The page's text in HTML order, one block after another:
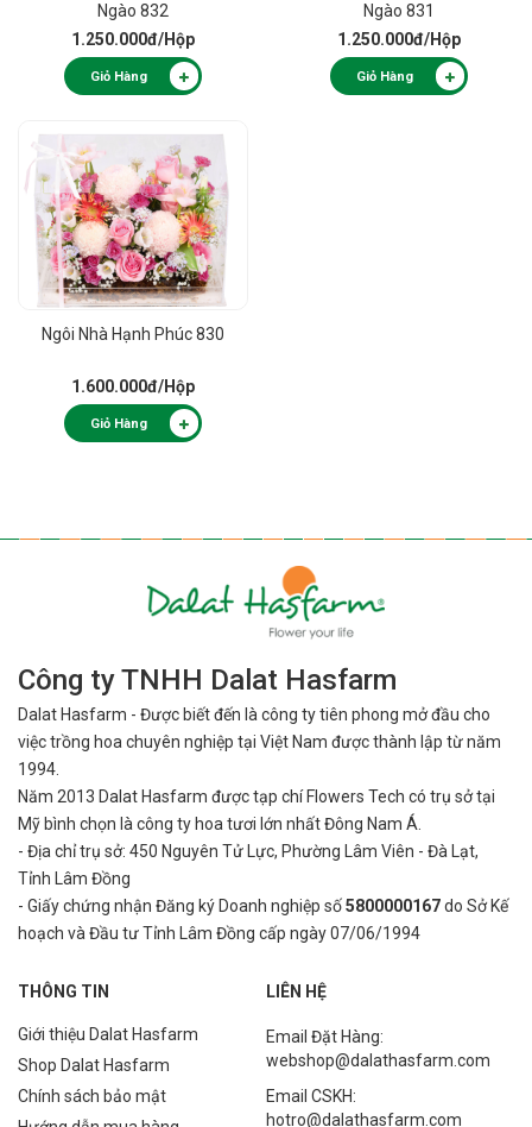
Ngào 832
1.250.000đ/Hộp
Giỏ Hàng
Ngào 831
1.250.000đ/Hộp
Giỏ Hàng
Ngôi Nhà Hạnh Phúc 830
1.600.000đ/Hộp
Giỏ Hàng
Công ty TNHH Dalat Hasfarm
Dalat Hasfarm - Được biết đến là công ty tiên phong mở đầu cho
việctrồng hoa chuyên nghiệp tại Việt Nam được thành lập từ năm
1994.
Năm 2013 Dalat Hasfarm được tạp chí Flowers Tech có trụ sở tại
Mỹ bình chọn là công ty hoa tươi lớn nhất Đông Nam Á.
- Địa chỉ trụ sở: 450 Nguyên Tử Lực, Phường Lâm Viên - Đà Lạt,
Tỉnh Lâm Đồng
- Giấy chứng nhận Đăng ký Doanh nghiệp số5800000167do Sở Kế
hoạch và Đầu tư Tỉnh Lâm Đồng cấp ngày 07/06/1994
THÔNG TIN
Giới thiệu Dalat Hasfarm
Shop Dalat Hasfarm
Chính sách bảo mật
LIÊN HỆ
Email Đặt Hàng:
webshop@dalathasfarm.com
Email CSKH:
hotro@dalathasfarm.com